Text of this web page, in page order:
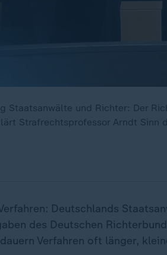
Staatsanwälte und Richter: Der
Strafrechtsprofessor Arndt Sinn
Deutschlands
des Deutschen
Verfahren oft länger,